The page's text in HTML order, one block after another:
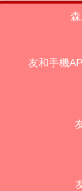
友和手機